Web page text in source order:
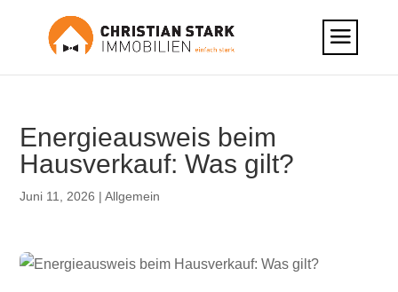
Energieausweis beim
Hausverkauf: Was gilt?
Juni 11, 2026 |Allgemein